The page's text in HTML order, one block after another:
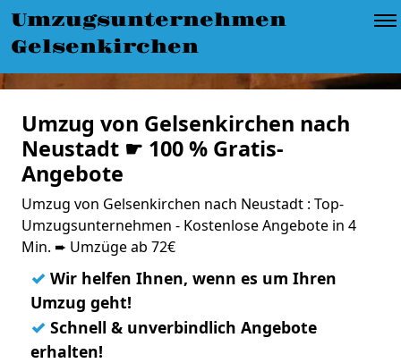
Umzugsunternehmen
Gelsenkirchen
Umzug von Gelsenkirchen nach
Neustadt ☛ 100 % Gratis-
Angebote
Umzug von Gelsenkirchen nach Neustadt : Top-
Umzugsunternehmen - Kostenlose Angebote in 4
Min. ➨ Umzüge ab 72€
✓ Wir helfen Ihnen, wenn es um Ihren
Umzug geht!
✓ Schnell & unverbindlich Angebote
erhalten!